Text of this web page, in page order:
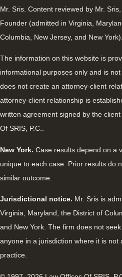
Mr. Sris. Content reviewed by Mr.
Founder (admitted in Virginia,
Columbia, New Jersey, and New York).
The information on this website is
informational purposes only and is
does not create an attorney-client
attorney-client relationship is
written agreement signed by the
Of SRIS, P.C..
New York. Case results depend on a
unique to each case. Prior results do
similar outcome.
Jurisdictional notice. Mr. Sris is
Virginia, Maryland, the District of
and New York. The firm does not
anyone in a jurisdiction where it is not
practice.